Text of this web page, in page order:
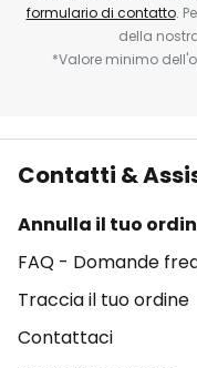
formulario di contatto.
della
*Valore minimo
Contatti &
Annulla il tuo
FAQ - Domande
Traccia il tuo ordine
Contattaci